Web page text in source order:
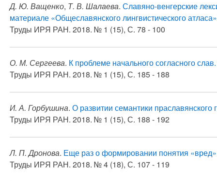
Д. Ю. Ващенко, Т. В. Шалаева. Славяно-венгерские
материале «Общеславянского лингвистического
Труды ИРЯ РАН. 2018. № 1 (15), С. 78 - 100
О. М. Сергеева. К проблеме начального согласного
Труды ИРЯ РАН. 2018. № 1 (15), С. 185 - 188
И. А. Горбушина. О развитии семантики
Труды ИРЯ РАН. 2018. № 1 (15), С. 188 - 192
Л. П. Дронова. Еще раз о формировании понятия «вред»
Труды ИРЯ РАН. 2018. № 4 (18), С. 107 - 119